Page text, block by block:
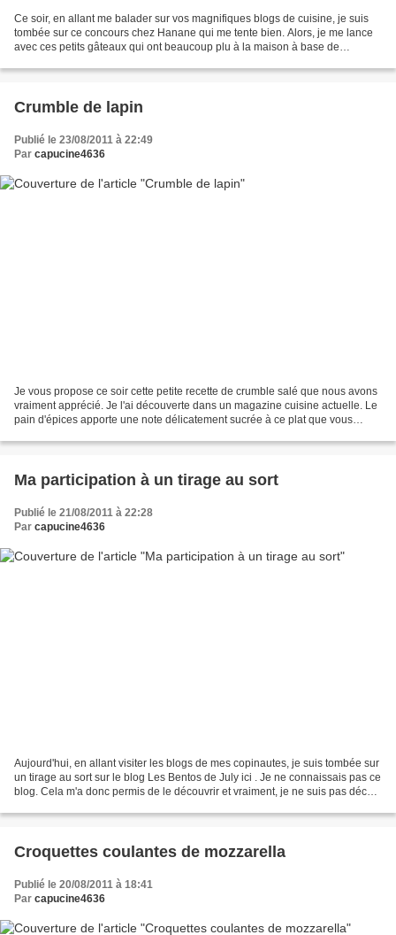
Ce soir, en allant me balader sur vos magnifiques blogs de cuisine, je suis
tombée sur ce concours chez Hanane qui me tente bien. Alors, je me lance
avec ces petits gâteaux qui ont beaucoup plu à la maison à base de
Crumble de lapin
Publié le 23/08/2011 à 22:49
Par capucine4636
Je vous propose ce soir cette petite recette de crumble salé que nous avons
vraiment apprécié. Je l'ai découverte dans un magazine cuisine actuelle. Le
pain d'épices apporte une note délicatement sucrée à ce plat que vous
Ma participation à un tirage au sort
Publié le 21/08/2011 à 22:28
Par capucine4636
Aujourd'hui, en allant visiter les blogs de mes copinautes, je suis tombée sur
un tirage au sort sur le blog Les Bentos de July ici . Je ne connaissais pas ce
blog. Cela m'a donc permis de le découvrir et vraiment, je ne suis pas décue.
Croquettes coulantes de mozzarella
Publié le 20/08/2011 à 18:41
Par capucine4636